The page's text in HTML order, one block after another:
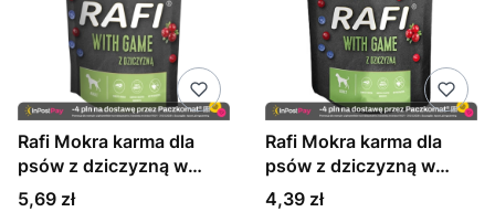
Rafi Mokra karma dla
psów z dziczyzną w
saszetce 500 g
Cena
5,69 zł
Rafi Mokra karma dla
psów z dziczyzną w
saszetkach 300 g
Cena
4,39 zł